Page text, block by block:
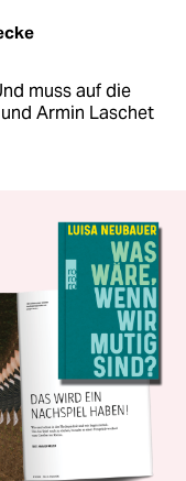
muss auf die
Armin Laschet